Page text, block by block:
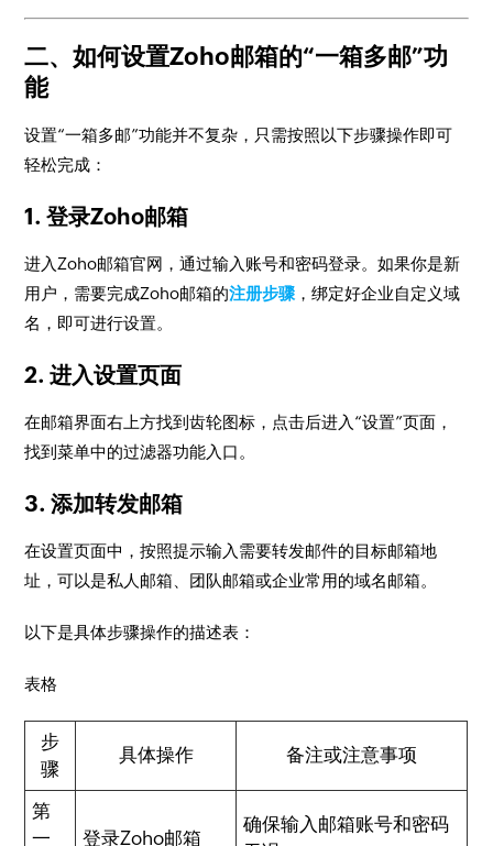
二、如何设置Zoho邮箱的“一箱多邮”功
能
设置“一箱多邮”功能并不复杂，只需按照以下步骤操作即可
轻松完成：
1. 登录Zoho邮箱
进入Zoho邮箱官网，通过输入账号和密码登录。如果你是新
用户，需要完成Zoho邮箱的注册步骤 ，绑定好企业自定义域
名，即可进行设置。
2. 进入设置页面
在邮箱界面右上方找到齿轮图标，点击后进入“设置”页面，
找到菜单中的过滤器功能入口。
3. 添加转发邮箱
在设置页面中，按照提示输入需要转发邮件的目标邮箱地
址，可以是私人邮箱、团队邮箱或企业常用的域名邮箱。
以下是具体步骤操作的描述表：
表格
步
骤
具体操作 备注或注意事项
第
一
登录Zoho邮箱
确保输入邮箱账号和密码